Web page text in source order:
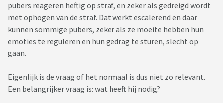
pubers reageren heftig op straf, en zeker als gedreigd wordt
met ophogen van de straf. Dat werkt escalerend en daar
kunnen sommige pubers, zeker als ze moeite hebben hun
emoties te reguleren en hun gedrag te sturen, slecht op
gaan.
Eigenlijk is de vraag of het normaal is dus niet zo relevant.
Een belangrijker vraag is: wat heeft hij nodig?